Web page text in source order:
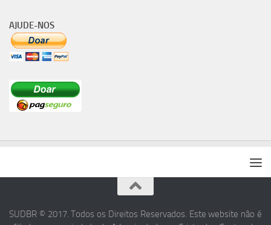
AJUDE-NOS
SUDBR © 2017. Todos os Direitos Reservados. Este website não é